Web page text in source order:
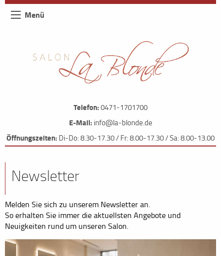
Menü
Telefon:0471-1701700
E-Mail: info@la-blonde.de
Öffnungszeiten: Di-Do: 8.30-17.30 / Fr: 8.00-17.30 / Sa: 8.00-13.00
Newsletter
Melden Sie sich zu unserem Newsletter an.
So erhalten Sie immer die aktuellsten Angebote und
Neuigkeiten rund um unseren Salon.